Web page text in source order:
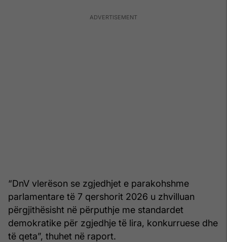
“DnV vlerëson se zgjedhjet e parakohshme
parlamentare të 7 qershorit 2026 u zhvilluan
përgjithësisht në përputhje me standardet
demokratike për zgjedhje të lira, konkurruese dhe
të qeta”, thuhet në raport.